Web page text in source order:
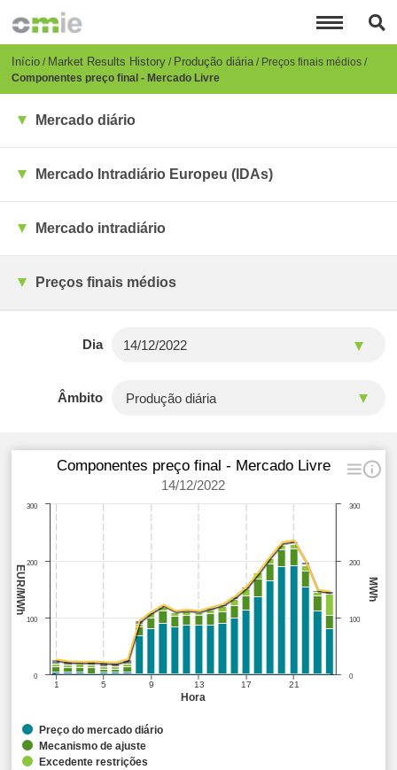
para
conteúdo
principal
Breadcrumb
Início Market Results History Produção diária Preços finais médios
Componentes preço final - Mercado Livre
Mercado diário
Mercado Intradiário Europeu (IDAs)
Mercado intradiário
Preços finais médios
Dia
Âmbito
Hora
MWh
EUR/MWh
Componentes preço final - Mercado Livre
14/12/2022
1 5 9 13 17 21
0
100
200
300
0
100
200
300
Preço do mercado diário
Mecanismo de ajuste
Excedente restrições